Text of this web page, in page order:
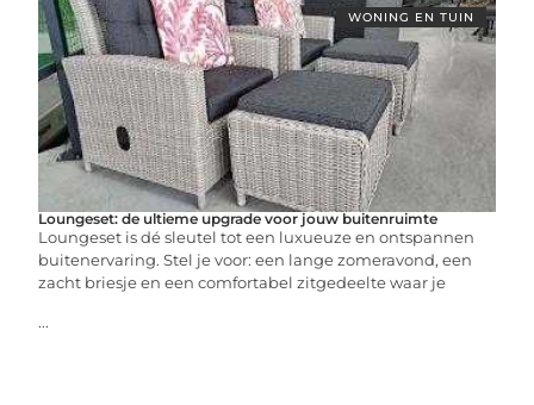
WONING EN TUIN
Loungeset: de ultieme upgrade voor jouw buitenruimte
Loungeset is dé sleutel tot een luxueuze en ontspannen
buitenervaring. Stel je voor: een lange zomeravond, een
zacht briesje en een comfortabel zitgedeelte waar je
...